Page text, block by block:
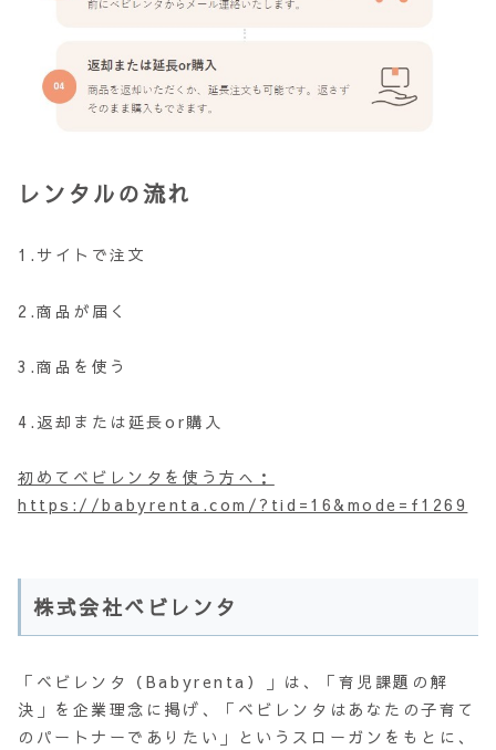
レンタルの流れ
1.サイトで注文
2.商品が届く
3.商品を使う
4.返却または延長or購入
初めてベビレンタを使う方へ：
https://babyrenta.com/?tid=16&mode=f1269
株式会社ベビレンタ
「ベビレンタ（Babyrenta）」は、「育児課題の解
決」を企業理念に掲げ、「ベビレンタはあなたの子育て
のパートナーでありたい」というスローガンをもとに、